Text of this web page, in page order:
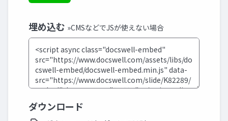
埋め込む »CMSなどでJSが使えない場合
ダウンロード